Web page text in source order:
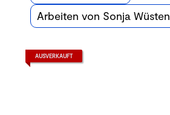
Arbeiten von Sonja Wüsten
AUSVERKAUFT